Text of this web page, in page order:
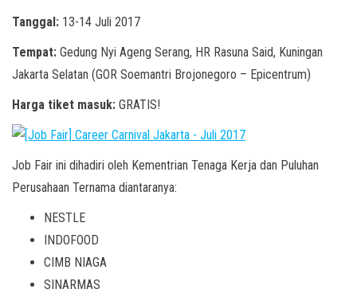
Tanggal: 13-14 Juli 2017
Tempat: Gedung Nyi Ageng Serang, HR Rasuna Said, Kuningan
Jakarta Selatan (GOR Soemantri Brojonegoro – Epicentrum)
Harga tiket masuk: GRATIS!
Job Fair ini dihadiri oleh Kementrian Tenaga Kerja dan Puluhan
Perusahaan Ternama diantaranya:
NESTLE
INDOFOOD
CIMB NIAGA
SINARMAS